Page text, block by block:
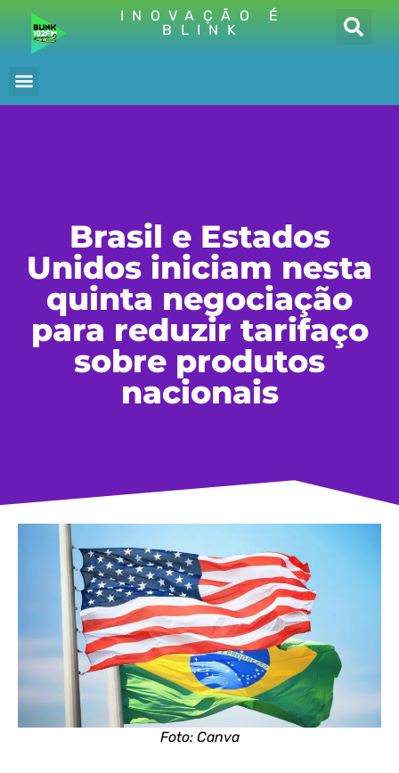
INOVAÇÃO É
BLINK
Brasil e Estados
Unidos iniciam nesta
quinta negociação
para reduzir tarifaço
sobre produtos
nacionais
Foto: Canva